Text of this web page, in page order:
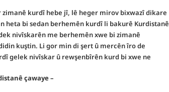
kurdî hebe jî, lê heger mirov bixwazî dikare
heta bi sedan berhemên kurdî li bakurê Kurdistanê
nivîskarên me berhemên xwe bi zimanê
kuştin. Li gor min di şert û mercên îro de
gelek nivîskar û rewşenbîrên kurd bi xwe ne.
– Rewşa niha ya ziman û edebê kurdî li Kurdistanê çawaye?